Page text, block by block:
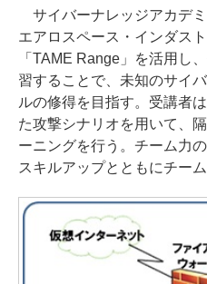
サイバーナレッジアカデ
エアロスペース・インダス
「TAME Range」を活用し
習することで、未知のサイ
ルの修得を目指す。受講者
た攻撃シナリオを用いて、
ーニングを行う。チーム力
スキルアップとともにチー